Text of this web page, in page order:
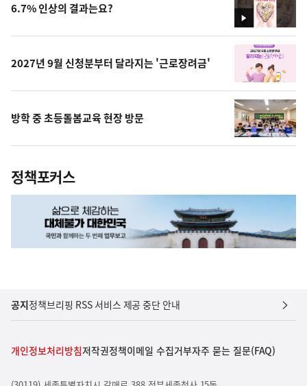
영
상
6.7% 인상의 결과는요?
2027년 9월 신청분부터 달라지는 '근로장려금'
방학 중 초등돌봄교육 현장 방문
정책포커스
공지정책브리핑 RSS 서비스 제공 중단 안내
개인정보처리방침저작권정책이메일 수집거부자주 묻는 질문(FAQ)